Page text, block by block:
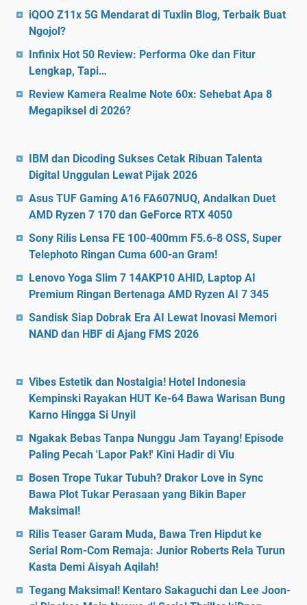
iQOO Z11x 5G Mendarat di Tuxlin Blog, Terbaik Buat
Ngojol?
Infinix Hot 50 Review: Performa Oke dan Fitur
Lengkap, Tapi…
Review Kamera Realme Note 60x: Sehebat Apa 8
Megapiksel di 2026?
IBM dan Dicoding Sukses Cetak Ribuan Talenta
Digital Unggulan Lewat Pijak 2026
Asus TUF Gaming A16 FA607NUQ, Andalkan Duet
AMD Ryzen 7 170 dan GeForce RTX 4050
Sony Rilis Lensa FE 100-400mm F5.6-8 OSS, Super
Telephoto Ringan Cuma 600-an Gram!
Lenovo Yoga Slim 7 14AKP10 AHID, Laptop AI
Premium Ringan Bertenaga AMD Ryzen AI 7 345
Sandisk Siap Dobrak Era AI Lewat Inovasi Memori
NAND dan HBF di Ajang FMS 2026
Vibes Estetik dan Nostalgia! Hotel Indonesia
Kempinski Rayakan HUT Ke-64 Bawa Warisan Bung
Karno Hingga Si Unyil
Ngakak Bebas Tanpa Nunggu Jam Tayang! Episode
Paling Pecah 'Lapor Pak!' Kini Hadir di Viu
Bosen Trope Tukar Tubuh? Drakor Love in Sync
Bawa Plot Tukar Perasaan yang Bikin Baper
Maksimal!
Rilis Teaser Garam Muda, Bawa Tren Hipdut ke
Serial Rom-Com Remaja: Junior Roberts Rela Turun
Kasta Demi Aisyah Aqilah!
Tegang Maksimal! Kentaro Sakaguchi dan Lee Joon-